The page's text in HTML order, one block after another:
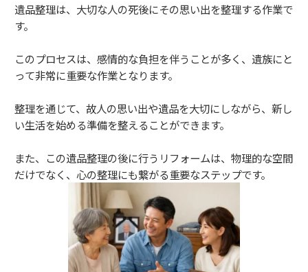
遺品整理は、大切な人の死後にその思い出を整理する作業で
す。
このプロセスは、感情的な負担を伴うことが多く、遺族にと
って非常に重要な作業となります。
整理を通じて、故人の思い出や遺品を大切にしながら、新し
い生活を始める準備を整えることができます。
また、この遺品整理の後に行うリフォームは、物理的な空間
だけでなく、心の整理にも繋がる重要なステップです。